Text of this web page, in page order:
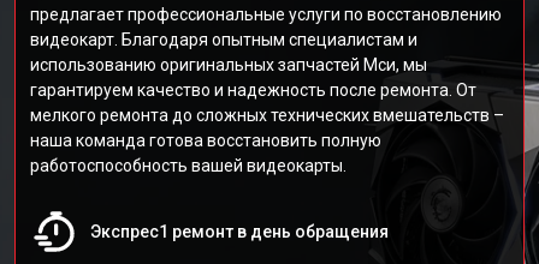
предлагает профессиональные услуги по восстановлению
видеокарт. Благодаря опытным специалистам и
использованию оригинальных запчастей Мси, мы
гарантируем качество и надежность после ремонта. От
мелкого ремонта до сложных технических вмешательств –
наша команда готова восстановить полную
работоспособность вашей видеокарты.
Экспрес1 ремонт в день обращения